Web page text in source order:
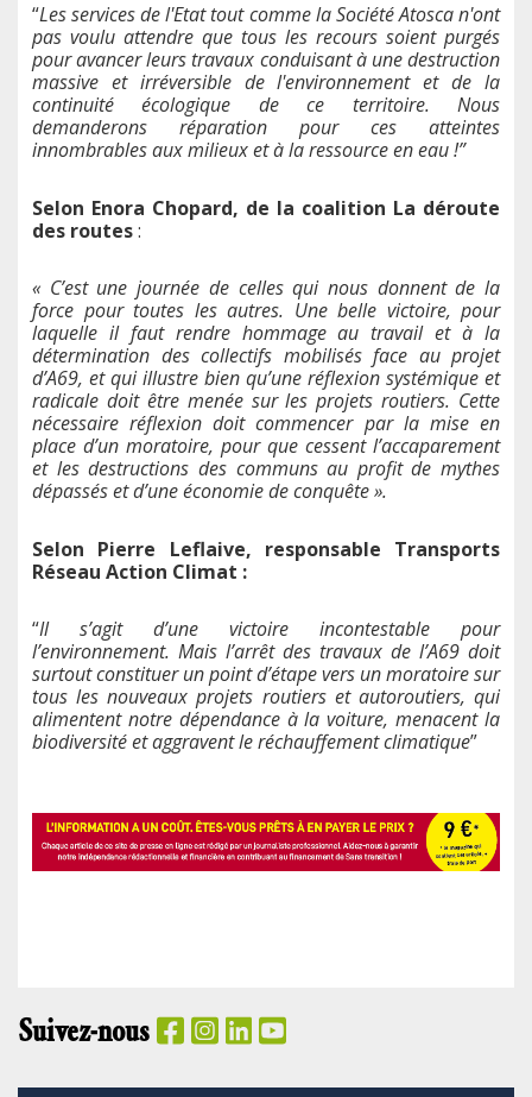
“Les services de l'Etat tout comme la Société Atosca n'ont
pas voulu attendre que tous les recours soient purgés
pour avancer leurs travaux conduisant à une destruction
massive et irréversible de l'environnement et de la
continuité écologique de ce territoire. Nous
demanderons réparation pour ces atteintes
innombrables aux milieux et à la ressource en eau !”
Selon Enora Chopard, de la coalition La déroute
des routes:
« C’est une journée de celles qui nous donnent de la
force pour toutes les autres. Une belle victoire, pour
laquelle il faut rendre hommage au travail et à la
détermination des collectifs mobilisés face au projet
d’A69, et qui illustre bien qu’une réflexion systémique et
radicale doit être menée sur les projets routiers. Cette
nécessaire réflexion doit commencer par la mise en
place d’un moratoire, pour que cessent l’accaparement
et les destructions des communs au profit de mythes
dépassés et d’une économie de conquête ».
Selon Pierre Leflaive, responsable Transports
Réseau Action Climat :
“Il s’agit d’une victoire incontestable pour
l’environnement. Mais l’arrêt des travaux de l’A69 doit
surtout constituer un point d’étape vers un moratoire sur
tous les nouveaux projets routiers et autoroutiers, qui
alimentent notre dépendance à la voiture, menacent la
biodiversité et aggravent le réchauffement climatique”
Suivez-nous